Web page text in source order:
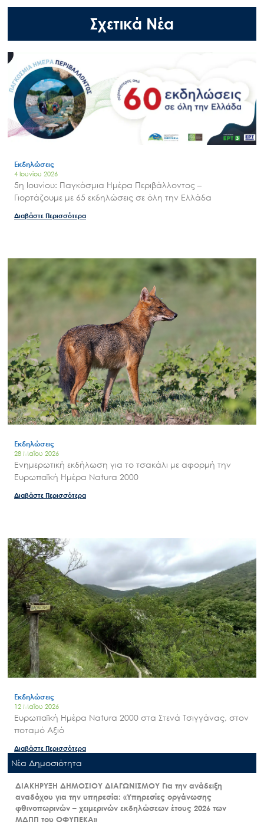
Σχετικά Νέα
Εκδηλώσεις
4 Ιουνίου 2026
5η Ιουνίου: Παγκόσμια Ημέρα Περιβάλλοντος –
Γιορτάζουμε με 65 εκδηλώσεις σε όλη την Ελλάδα
Διαβάστε Περισσότερα
Εκδηλώσεις
28 Μαΐου 2026
Ενημερωτική εκδήλωση για το τσακάλι με αφορμή την
Ευρωπαϊκή Ημέρα Natura 2000
Διαβάστε Περισσότερα
Εκδηλώσεις
12 Μαΐου 2026
Ευρωπαϊκή Ημέρα Natura 2000 στα Στενά Τσιγγάνας, στον
ποταμό Αξιό
Διαβάστε Περισσότερα
Nέα Δημοσιότητα
ΔΙΑΚΗΡΥΞΗ ΔΗΜΟΣΙΟΥ ΔΙΑΓΩΝΙΣΜΟΥ Για την ανάδειξη
αναδόχου για την υπηρεσία: «Υπηρεσίες οργάνωσης
φθινοπωρινών – χειμερινών εκδηλώσεων έτους 2026 των
ΜΔΠΠ του ΟΦΥΠΕΚΑ»